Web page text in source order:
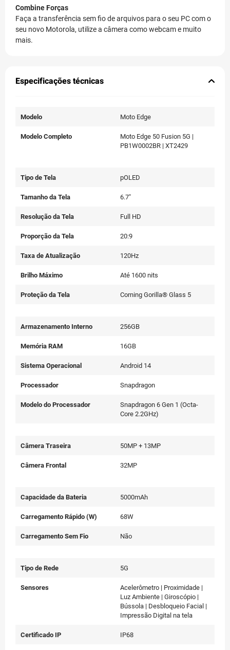
Combine Forças
Faça a transferência sem fio de arquivos para o seu PC com o
seu novo Motorola, utilize a câmera como webcam e muito
mais.
Especificações técnicas
Modelo Moto Edge
Modelo Completo
Moto Edge 50 Fusion 5G |
PB1W0002BR | XT2429
Tipo de Tela pOLED
Tamanho da Tela 6.7"
Resolução da Tela Full HD
Proporção da Tela 20:9
Taxa de Atualização 120Hz
Brilho Máximo Até 1600 nits
Proteção da Tela Corning Gorilla® Glass 5
Armazenamento Interno 256GB
Memória RAM 16GB
Sistema Operacional Android 14
Processador Snapdragon
Modelo do Processador
Snapdragon 6 Gen 1 (Octa-
Core 2.2GHz)
Câmera Traseira 50MP + 13MP
Câmera Frontal 32MP
Capacidade da Bateria 5000mAh
Carregamento Rápido (W) 68W
Carregamento Sem Fio Não
Tipo de Rede 5G
Sensores
Acelerômetro | Proximidade |
Luz Ambiente | Giroscópio |
Bússola | Desbloqueio Facial |
Impressão Digital na tela
Certificado IP IP68